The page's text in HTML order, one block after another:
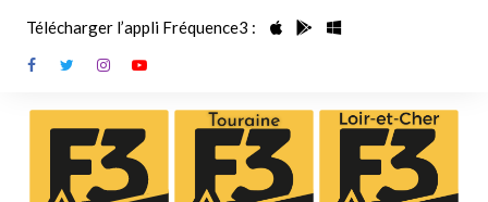
contenu
Télécharger l’appli Fréquence3 :